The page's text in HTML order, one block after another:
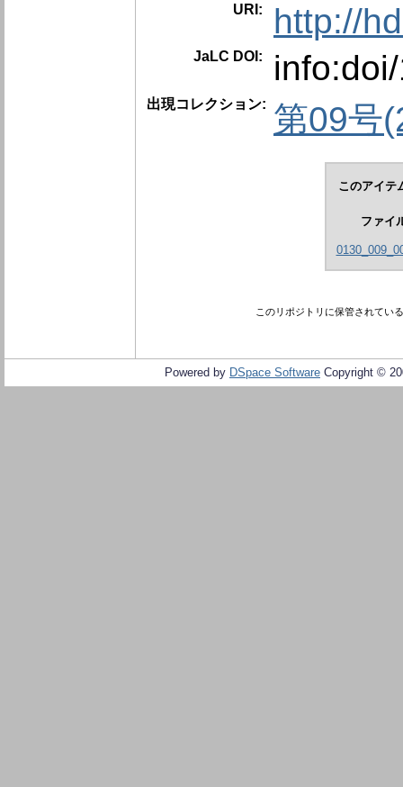
URI: http://
JaLC DOI:
出現コレクション: 第09号
このアイテ
ファイ
このリポジトリに保管されてい
Powered by DSpace Software Copyright ©